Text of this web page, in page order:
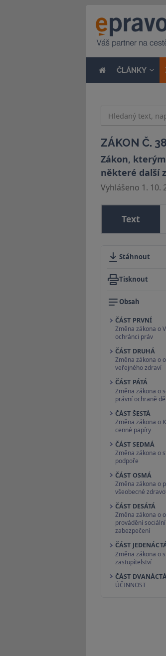
ČLÁNKY
ZÁKON Č.
Zákon,
některé další
Vyhlášeno 1. 10.
Text
Stáhnout
Tisknout
Obsah
ČÁST PRVNÍ
Změna zákona o
ochránci práv
ČÁST DRUHÁ
Změna zákona o
veřejného zdraví
ČÁST PÁTÁ
Změna zákona o
právní ochraně
ČÁST ŠESTÁ
Změna zákona o
cenné papíry
ČÁST SEDMÁ
Změna zákona o
podpoře
ČÁST OSMÁ
Změna zákona o
všeobecné
ČÁST DESÁTÁ
Změna zákona o
provádění
zabezpečení
ČÁST
Změna zákona o
zastupitelství
ČÁST
ÚČINNOST